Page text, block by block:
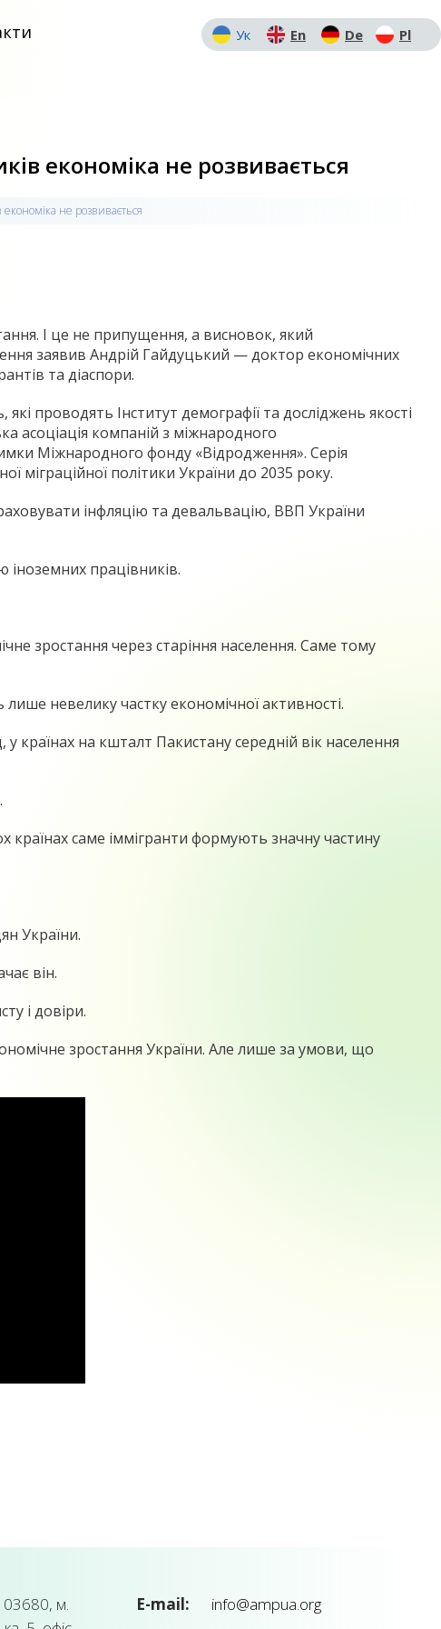
Ук En De Pl
економіка не розвивається
не розвивається
І це не припущення, а висновок, який
заявив Андрій Гайдуцький — доктор економічних
та діаспори.
проводять Інститут демографії та досліджень якості
асоціація компаній з міжнародного
Міжнародного фонду «Відродження». Серія
міграційної політики України до 2035 року.
інфляцію та девальвацію, ВВП України
працівників.
зростання через старіння населення. Саме тому
невелику частку економічної активності.
країнах на кшталт Пакистану середній вік населення
саме іммігранти формують значну частину
України.
він.
і довіри.
зростання України. Але лише за умови, що
03680, м.
E-mail: info@ampua.org